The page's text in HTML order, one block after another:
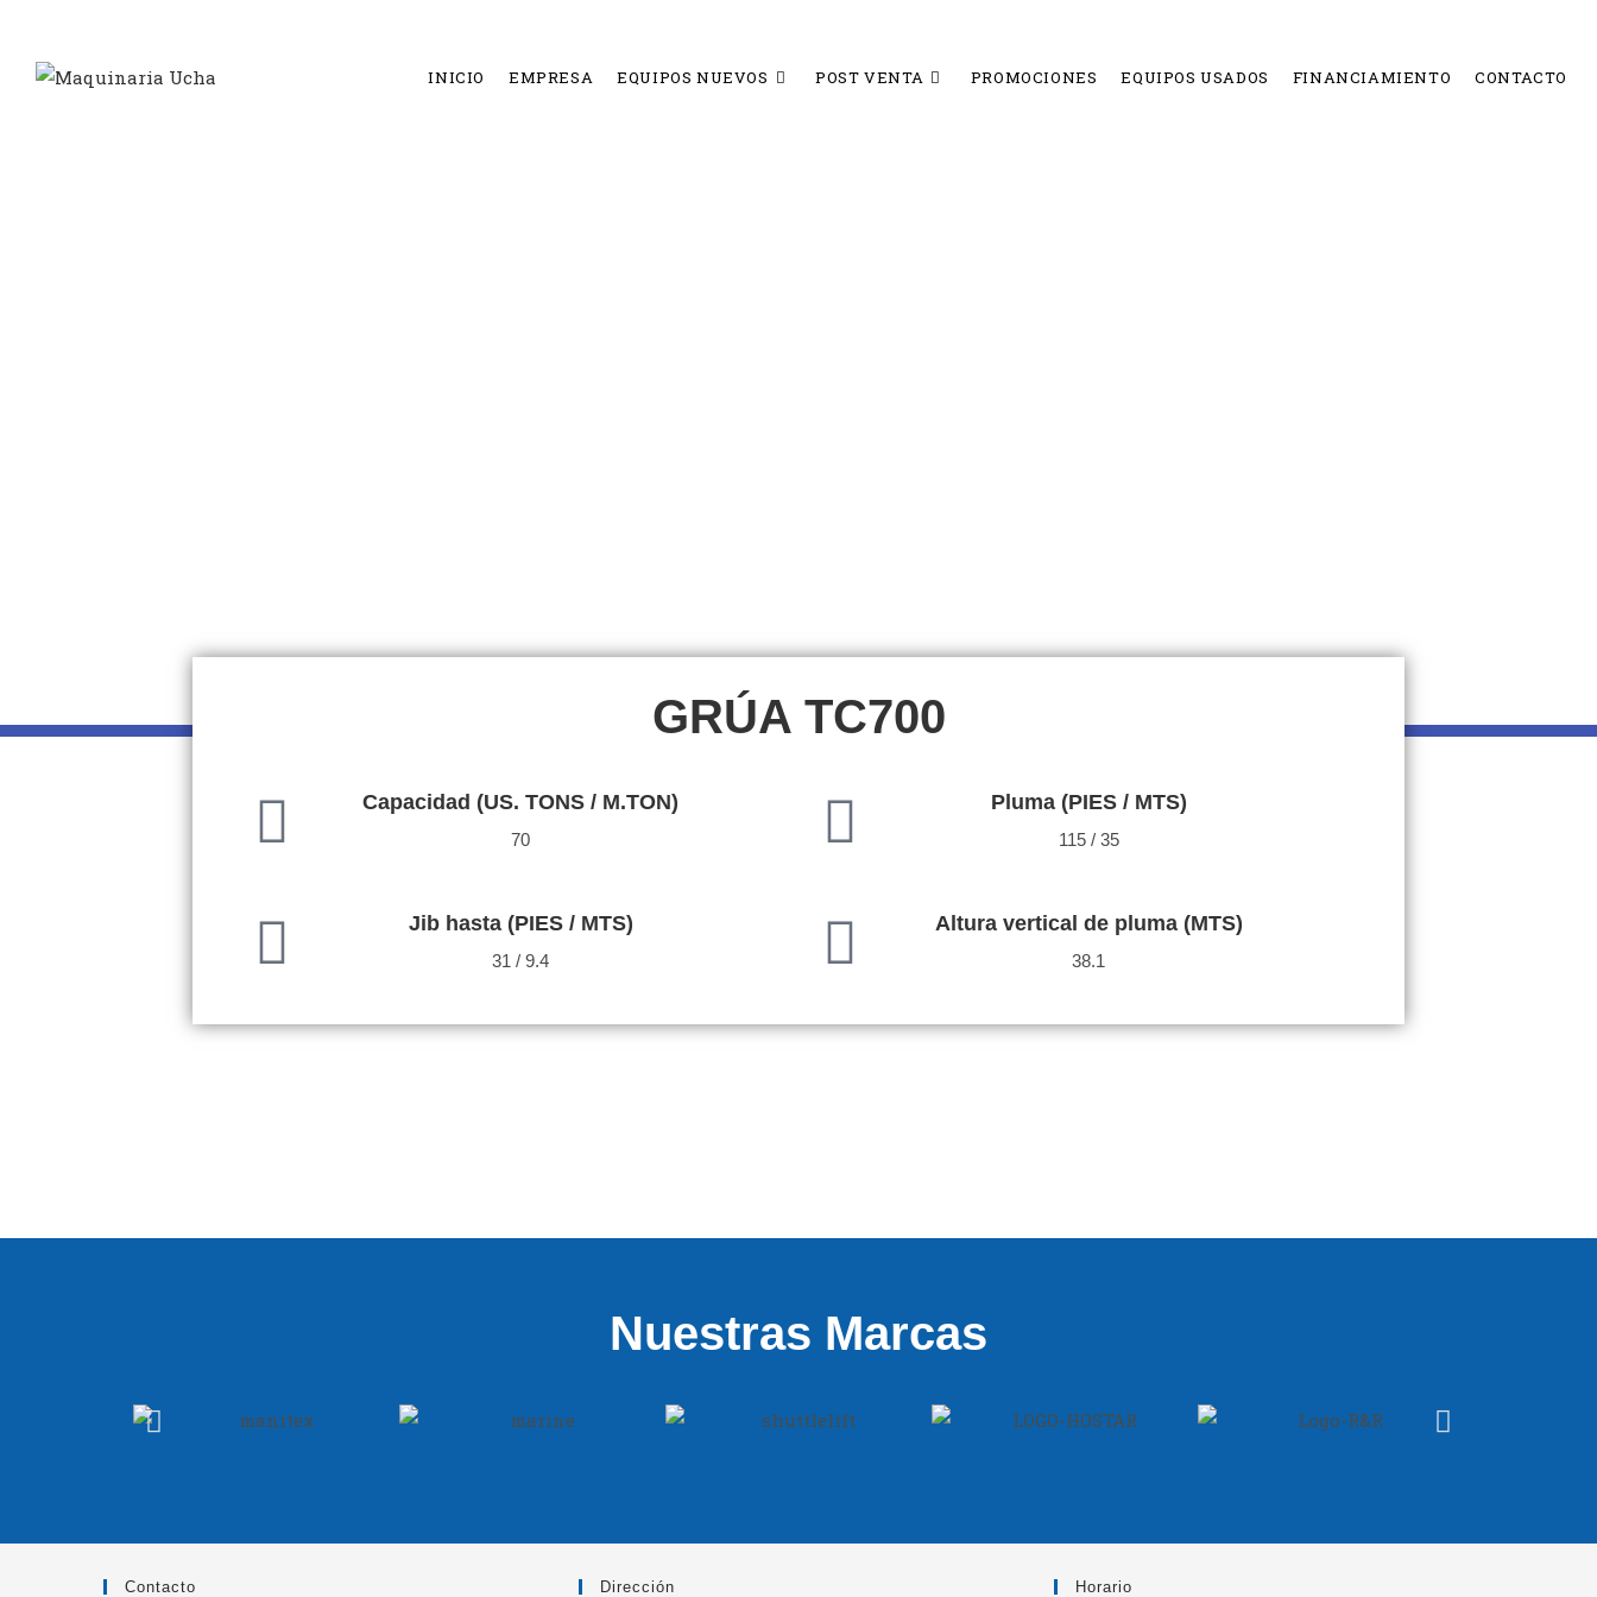
INICIO EMPRESA EQUIPOS NUEVOS POST VENTA PROMOCIONES EQUIPOS USADOS FINANCIAMIENTO CONTACTO
GRÚA TC700
Capacidad (US. TONS / M.TON)
70
Pluma (PIES / MTS)
115 / 35
Jib hasta (PIES / MTS)
31 / 9.4
Altura vertical de pluma (MTS)
38.1
Nuestras Marcas
Contacto Dirección Horario